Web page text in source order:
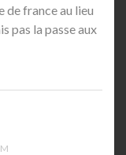
de france au lieu
pas la passe aux